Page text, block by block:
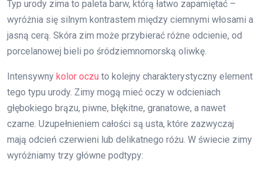
Typ urody zima to paleta barw, którą łatwo zapamiętać –
wyróżnia się silnym kontrastem między ciemnymi włosami a
jasną cerą. Skóra zim może przybierać różne odcienie, od
porcelanowej bieli po śródziemnomorską oliwkę.
Intensywny kolor oczu to kolejny charakterystyczny element
tego typu urody. Zimy mogą mieć oczy w odcieniach
głębokiego brązu, piwne, błękitne, granatowe, a nawet
czarne. Uzupełnieniem całości są usta, które zazwyczaj
mają odcień czerwieni lub delikatnego różu. W świecie zimy
wyróżniamy trzy główne podtypy: